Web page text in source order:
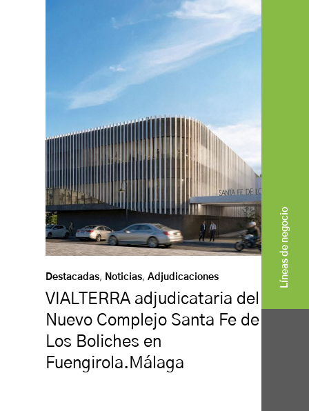
Líneas de negocio
Destacadas, Noticias, Adjudicaciones
VIALTERRA adjudicataria del
Nuevo Complejo Santa Fe de
Los Boliches en
Fuengirola.Málaga